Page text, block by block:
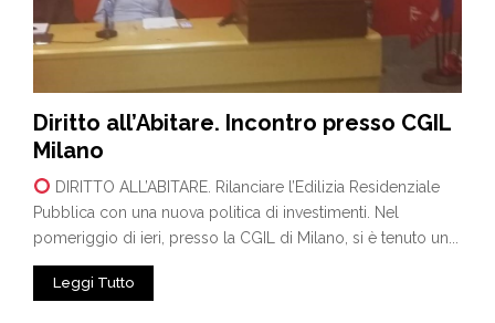
Diritto all’Abitare. Incontro presso CGIL
Milano
DIRITTO ALL’ABITARE. Rilanciare l’Edilizia Residenziale
Pubblica con una nuova politica di investimenti. Nel
pomeriggio di ieri, presso la CGIL di Milano, si è tenuto un...
Leggi Tutto